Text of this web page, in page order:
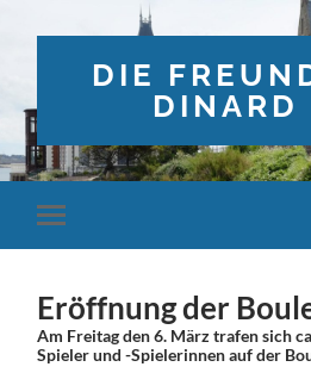
DIE
DINARD
Mobile-
Menü
Eröffnung der
Am Freitag den 6. März trafen sich
Spieler und -Spielerinnen auf der